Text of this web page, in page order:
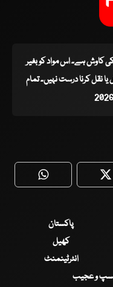
کی کاوش ہے۔ اس مواد کو بغیر
نقل کرنا درست نہیں۔ تمام
WhatsApp
پاکستان
کھیل
انٹرٹینمنٹ
و عجیب